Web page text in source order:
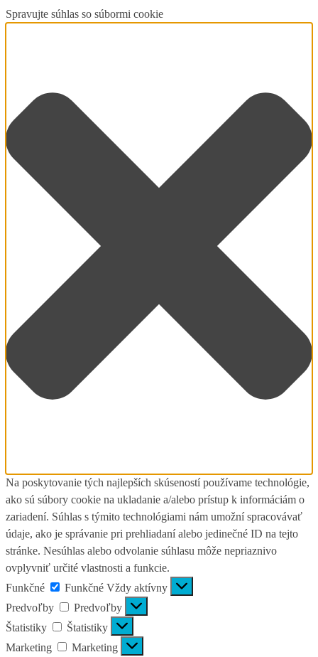
Spravujte súhlas so súbormi cookie
Na poskytovanie tých najlepších skúseností používame technológie,
ako sú súbory cookie na ukladanie a/alebo prístup k informáciám o
zariadení. Súhlas s týmito technológiami nám umožní spracovávať
údaje, ako je správanie pri prehliadaní alebo jedinečné ID na tejto
stránke. Nesúhlas alebo odvolanie súhlasu môže nepriaznivo
ovplyvniť určité vlastnosti a funkcie.
Funkčné
Funkčné Vždy aktívny
Predvoľby
Predvoľby
Štatistiky
Štatistiky
Marketing
Marketing